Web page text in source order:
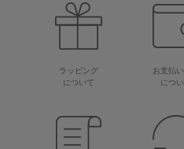
ラッピング
について
お支払
につ